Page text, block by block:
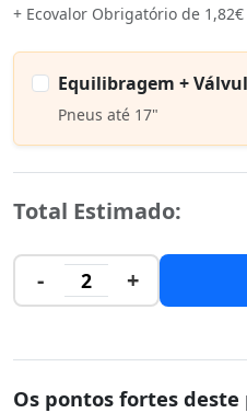
+ Ecovalor Obrigatório de 1,82€
Equilibragem +
Pneus até 17"
Total Estimado:
- 2 +
Os pontos fortes